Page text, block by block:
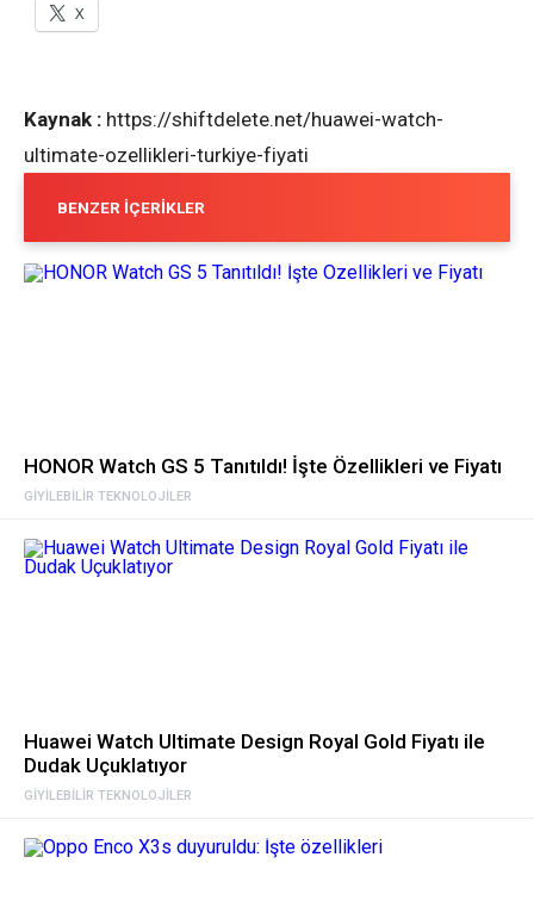
X
Kaynak : https://shiftdelete.net/huawei-watch-
ultimate-ozellikleri-turkiye-fiyati
BENZER İÇERIKLER
GIYILEBILIR TEKNOLOJILER
HONOR Watch GS 5 Tanıtıldı! İşte Özellikleri ve Fiyatı
GIYILEBILIR TEKNOLOJILER
Huawei Watch Ultimate Design Royal Gold Fiyatı ile
Dudak Uçuklatıyor